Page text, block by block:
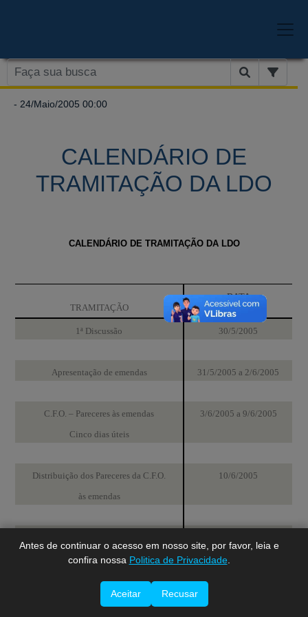
Antes de continuar o acesso em nosso site, por favor, leia e
confira nossa Politica de Privacidade.
Aceitar Recusar
- 24/Maio/2005 00:00
CALENDÁRIO DE
TRAMITAÇÃO DA LDO
CALENDÁRIO DE TRAMITAÇÃO DA LDO
TRAMITAÇÃO
DATA
1ª Discussão 30/5/2005
Apresentação de emendas 31/5/2005 a 2/6/2005
C.F.O. – Pareceres às emendas
Cinco dias úteis
3/6/2005 a 9/6/2005
Distribuição dos Pareceres da C.F.O.
às emendas
10/6/2005
Imprimir esta página.